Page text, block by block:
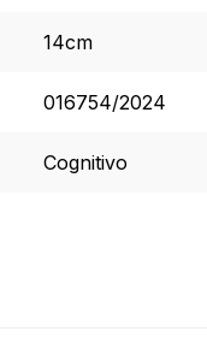
14cm
016754/2024
Cognitivo